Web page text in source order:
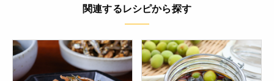
関連するレシピから探す